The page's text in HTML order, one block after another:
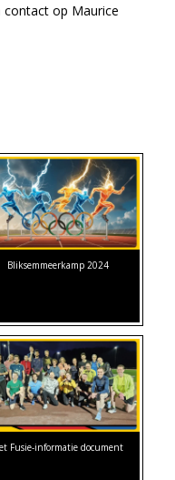
op Maurice
Bliksemmeerkamp 2024
Fusie-informatie document